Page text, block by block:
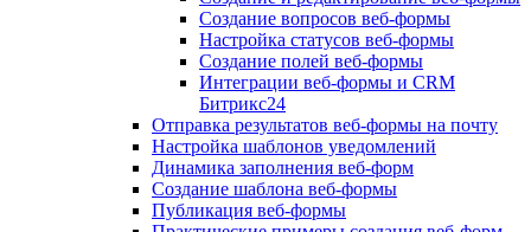
Создание вопросов веб-формы
Настройка статусов веб-формы
Создание полей веб-формы
Интеграции веб-формы и CRM
Битрикс24
Отправка результатов веб-формы на почту
Настройка шаблонов уведомлений
Динамика заполнения веб-форм
Создание шаблона веб-формы
Публикация веб-формы